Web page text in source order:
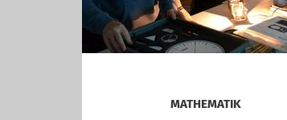
MATHEMATIK